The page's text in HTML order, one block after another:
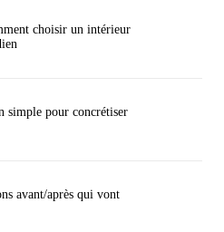
choisir un intérieur
simple pour concrétiser
avant/après qui vont